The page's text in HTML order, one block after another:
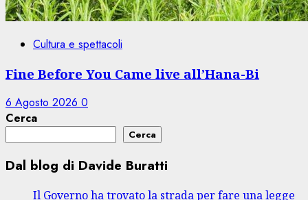
Cultura e spettacoli
Fine Before You Came live all’Hana-Bi
6 Agosto 2026 0
Cerca
Cerca
Dal blog di Davide Buratti
Il Governo ha trovato la strada per fare una legge